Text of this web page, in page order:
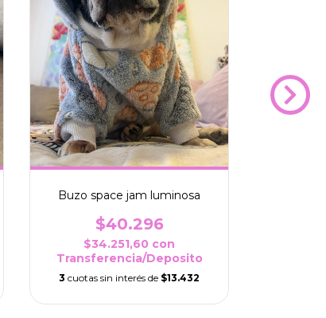
Buzo space jam luminosa
$40.296
$34.251,60 con
Transferencia/Deposito
3 cuotas sin interés de $13.432